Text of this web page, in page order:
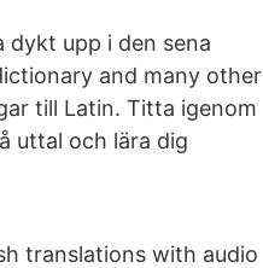
dykt upp i den sena
and many other
till Latin. Titta igenom
uttal och lära dig
translations with audio